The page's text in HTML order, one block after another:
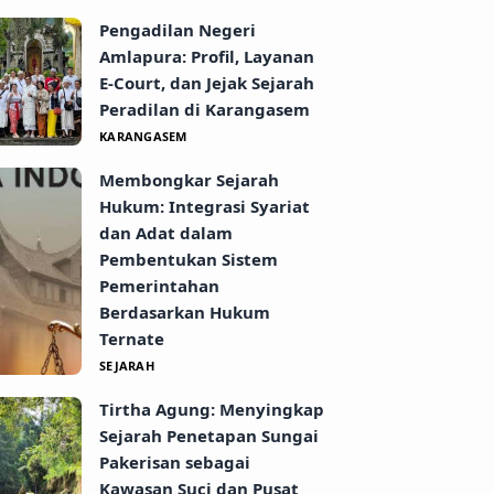
Pengadilan Negeri
Amlapura: Profil, Layanan
E-Court, dan Jejak Sejarah
Peradilan di Karangasem
KARANGASEM
Membongkar Sejarah
Hukum: Integrasi Syariat
dan Adat dalam
Pembentukan Sistem
Pemerintahan
Berdasarkan Hukum
Ternate
SEJARAH
Tirtha Agung: Menyingkap
Sejarah Penetapan Sungai
Pakerisan sebagai
Kawasan Suci dan Pusat